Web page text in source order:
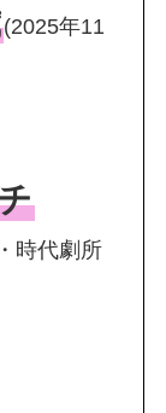
(2025年11
時代劇所